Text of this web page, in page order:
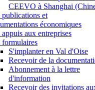
CEEVO à Shanghai
publications et
économiques
appuis aux entreprises
formulaires
S'implanter en Val d'Oise
Recevoir de la
Abonnement à la lettre
d'information
Recevoir des invitations